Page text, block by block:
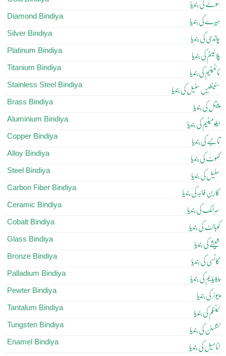
Diamond Bindiya ہیرے کی بندیا
Silver Bindiya چاندی کی بندیا
Platinum Bindiya پلاٹینم کی بندیا
Titanium Bindiya ٹائٹینیم کی بندیا
Stainless Steel Bindiya سٹینلیس سٹیل کی بندیا
Brass Bindiya پیتل کی بندیا
Aluminium Bindiya ایلومینیم کی بندیا
Copper Bindiya تانبے کی بندیا
Alloy Bindiya کھوٹ کی بندیا
Steel Bindiya سٹیل کی بندیا
Carbon Fiber Bindiya کاربن فائبر کی بندیا
Ceramic Bindiya سرامک کی بندیا
Cobalt Bindiya کوبالٹ کی بندیا
Glass Bindiya شیشے کی بندیا
Bronze Bindiya کانسی کی بندیا
Palladium Bindiya پیلیڈیم کی بندیا
Pewter Bindiya پیوٹر کی بندیا
Tantalum Bindiya ٹینٹلم کی بندیا
Tungsten Bindiya ٹنگسٹن کی بندیا
Enamel Bindiya انامیل کی بندیا